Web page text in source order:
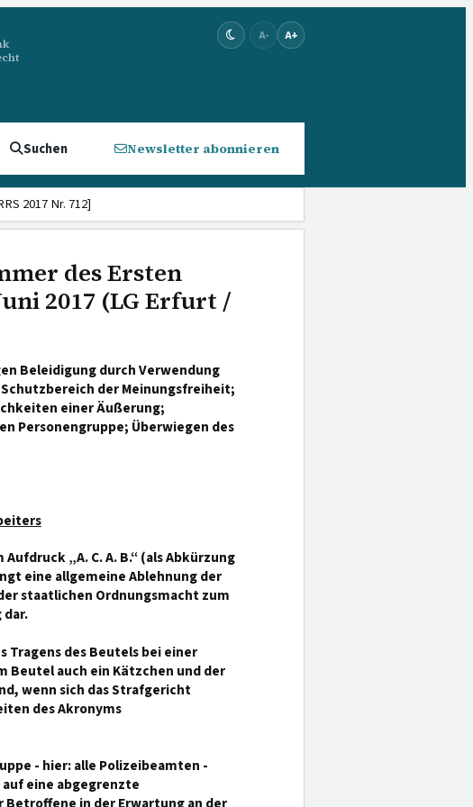
A- A+
Suchen Newsletter abonnieren
2017 Nr. 712]
des Ersten
2017 (LG Erfurt /
Beleidigung durch Verwendung
der Meinungsfreiheit;
einer Äußerung;
Personengruppe; Überwiegen des
„A. C. A. B.“ (als Abkürzung
eine allgemeine Ablehnung der
staatlichen Ordnungsmacht zum
Tragens des Beutels bei einer
auch ein Kätzchen und der
wenn sich das Strafgericht
des Akronyms
- hier: alle Polizeibeamten -
eine abgegrenzte